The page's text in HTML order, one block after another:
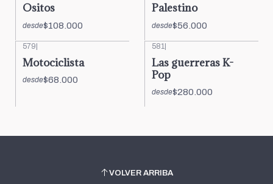
Ositos
desde$108.000
Palestino
desde$56.000
579|
Motociclista
desde$68.000
581 |
Las guerreras K-
Pop
desde$280.000
VOLVER ARRIBA